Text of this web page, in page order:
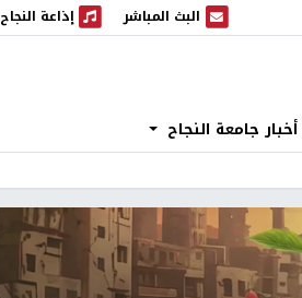
البث المباشر
البث المباشر إذاعة النجاح
إذاعة النجاح
أخبار جامعة النجاح